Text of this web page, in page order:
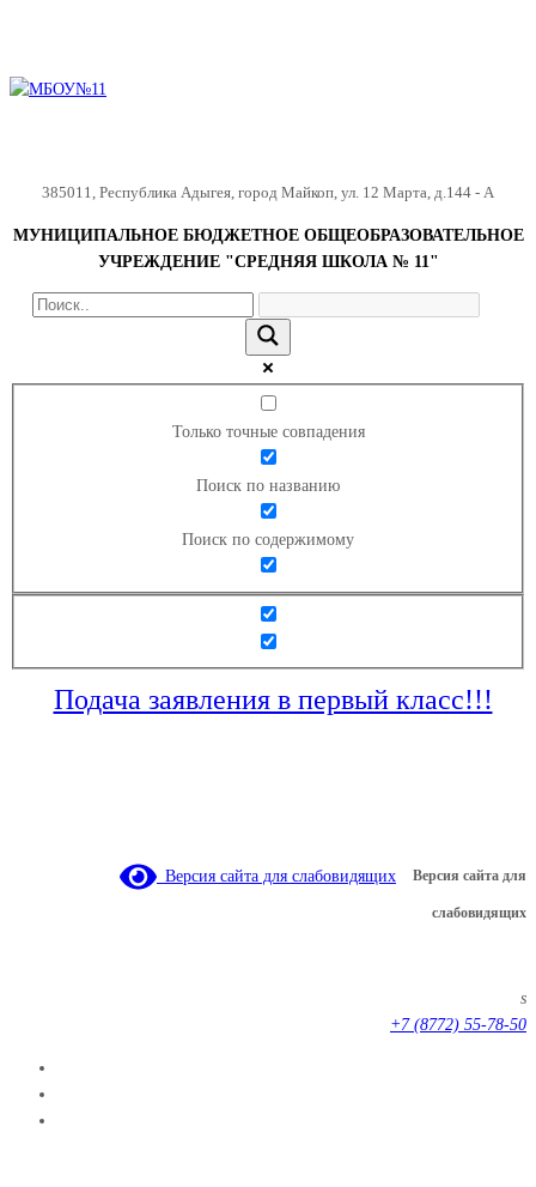
385011, Республика Адыгея, город Майкоп, ул. 12 Марта, д.144 - А
МУНИЦИПАЛЬНОЕ БЮДЖЕТНОЕ ОБЩЕОБРАЗОВАТЕЛЬНОЕ
УЧРЕЖДЕНИЕ "СРЕДНЯЯ ШКОЛА № 11"
Только точные совпадения
Поиск по названию
Поиск по содержимому
Подача заявления в первый класс!!!
Версия сайта для слабовидящих Версия сайта для
слабовидящих
s
+7 (8772) 55-78-50